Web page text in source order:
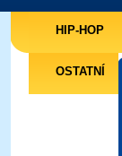
HIP-HOP
OSTATNÍ